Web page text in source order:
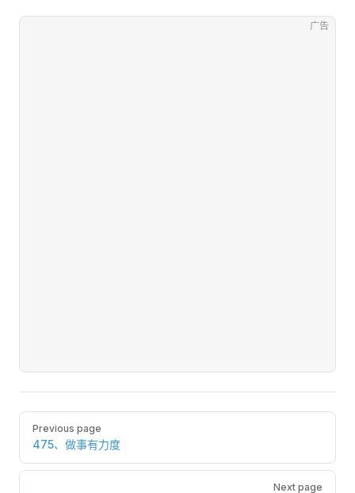
广告
Pager
Previous page
475、做事有力度
Next page